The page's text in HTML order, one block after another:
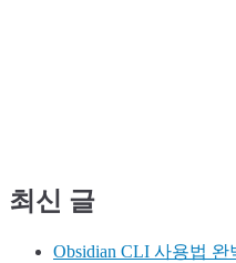
최신 글
Obsidian CLI 사용법